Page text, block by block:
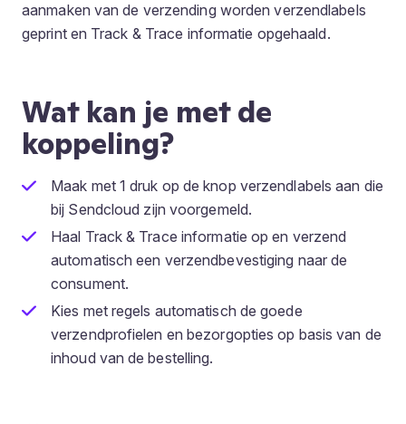
aanmaken van de verzending worden verzendlabels
geprint en Track & Trace informatie opgehaald.
Wat kan je met de
koppeling?
Maak met 1 druk op de knop verzendlabels aan die
bij Sendcloud zijn voorgemeld.
Haal Track & Trace informatie op en verzend
automatisch een verzendbevestiging naar de
consument.
Kies met regels automatisch de goede
verzendprofielen en bezorgopties op basis van de
inhoud van de bestelling.